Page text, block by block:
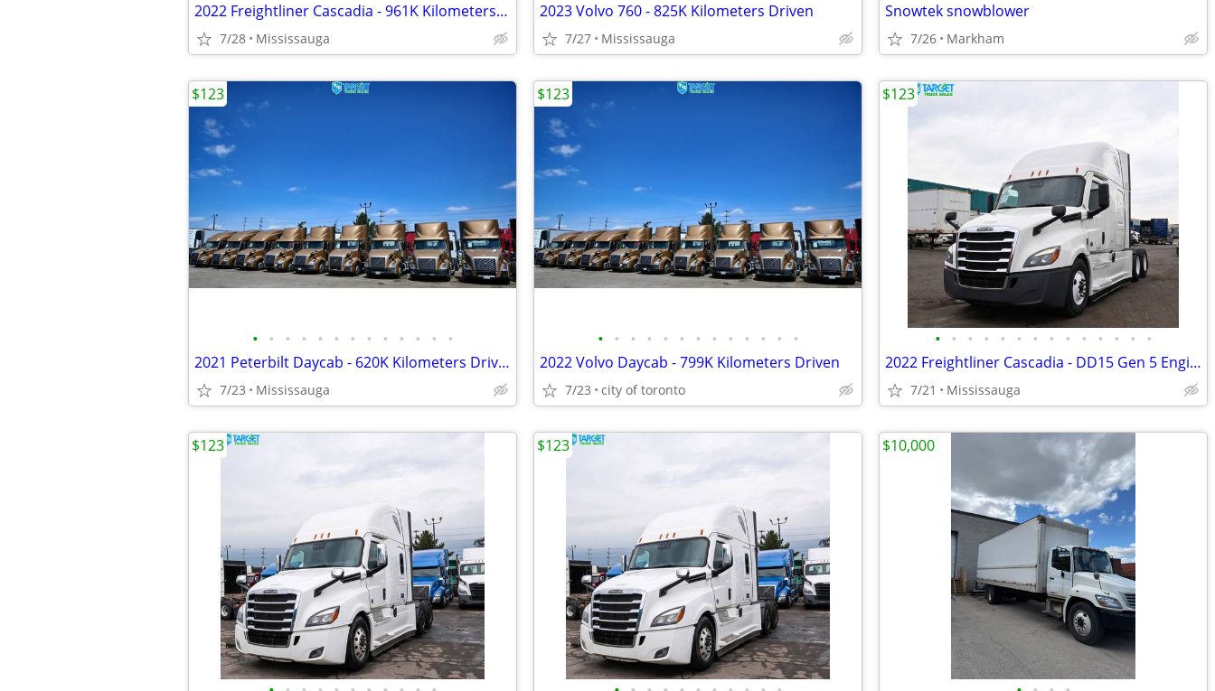
2022 Freightliner Cascadia - 961K Kilometers Driven
7/28 Mississauga
2023 Volvo 760 - 825K Kilometers Driven
7/27 Mississauga
Snowtek snowblower
7/26 Markham
• • • • • • • • • • • • •
2021 Peterbilt Daycab - 620K Kilometers Driven
7/23 Mississauga
$123
• • • • • • • • • • • • •
2022 Volvo Daycab - 799K Kilometers Driven
7/23 city of toronto
$123
• • • • • • • • • • • • • •
2022 Freightliner Cascadia - DD15 Gen 5 Engine / 3.08 Ratio
7/21 Mississauga
$123
$123 $123 $10,000